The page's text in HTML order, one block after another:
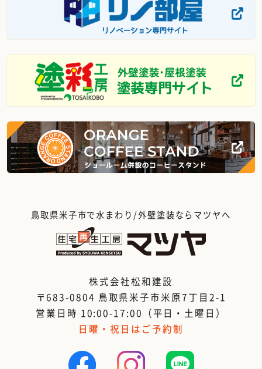
鳥取県米子市で水まわり/外壁塗装ならマツヤへ
株式会社松和建設
〒683-0804 鳥取県米子市米原7丁目2-1
営業日時 10:00-17:00（平日・土曜日）
日曜・祝日はご予約制